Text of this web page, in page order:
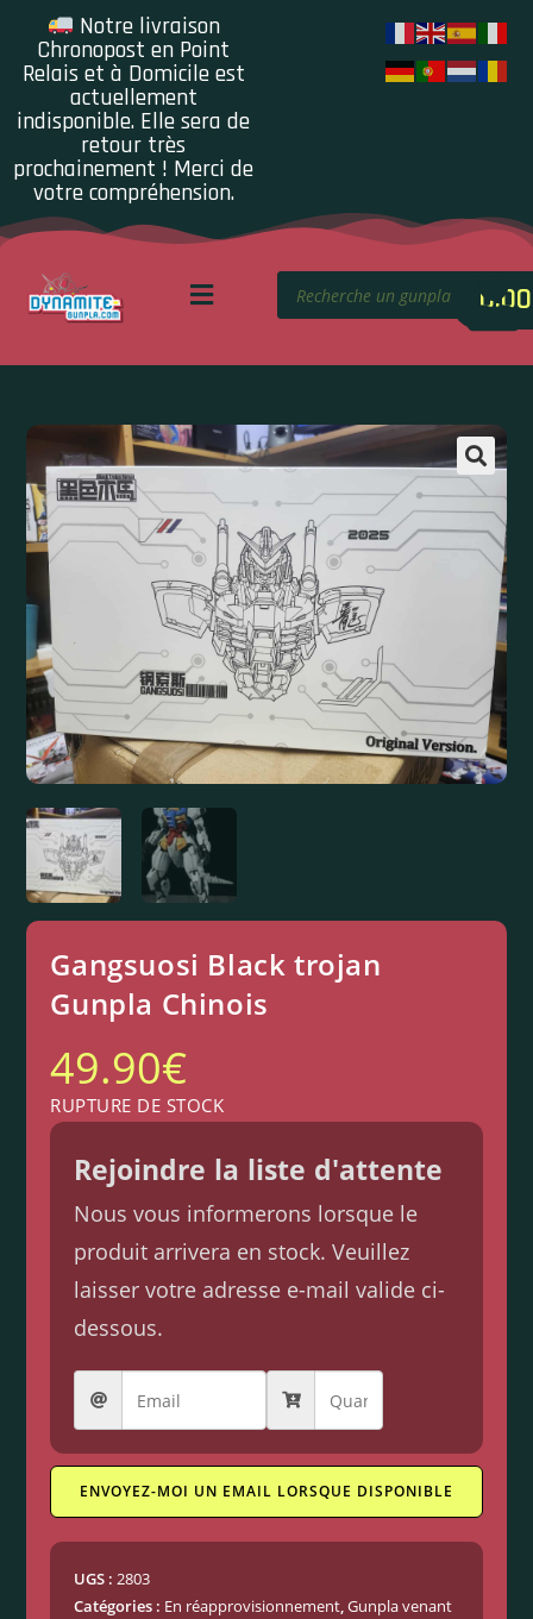
Notre livraison
Chronopost en Point
Relais et à Domicile est
actuellement
indisponible. Elle sera de
retour très
prochainement ! Merci de
votre compréhension.
0.00
Gangsuosi Black trojan
Gunpla Chinois
49.90€
RUPTURE DE STOCK
Rejoindre la liste d'attente
Nous vous informerons lorsque le
produit arrivera en stock. Veuillez
laisser votre adresse e-mail valide ci-
dessous.
ENVOYEZ-MOI UN EMAIL LORSQUE DISPONIBLE
UGS :2803
Catégories : En réapprovisionnement,Gunpla venant